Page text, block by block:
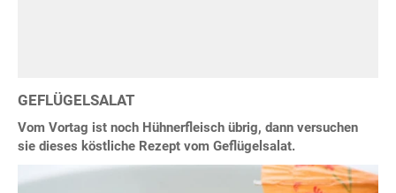
GEFLÜGELSALAT
Vom Vortag ist noch Hühnerfleisch übrig, dann versuchen
sie dieses köstliche Rezept vom Geflügelsalat.